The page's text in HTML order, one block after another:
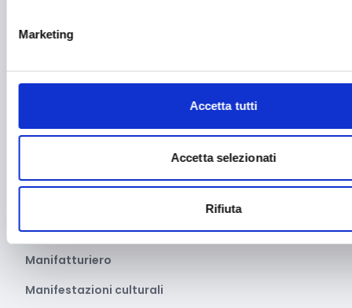
Marketing
Accetta tutti
Accetta selezionati
Rifiuta
Imprenditoria femminile
Inclusione Sociale e Solidarietà
Innovazione tecnologica, digitalizzazione, ICT
Libro e lettura
Manifatturiero
Manifestazioni culturali